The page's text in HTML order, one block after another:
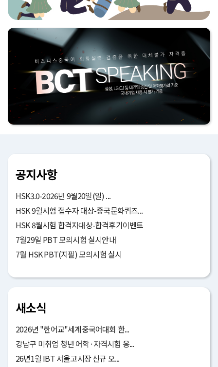
공지사항
HSK3.0-2026년 9월20일(일) ...
HSK 9월시험 접수자 대상-중국문화퀴즈...
HSK 8월시험 합격자대상-합격후기이벤트
7월29일 PBT 모의시험 실시안내
7월 HSK PBT(지필) 모의시험 실시
새소식
2026년 "한어교"세계중국어대회 한...
강남구 미취업 청년 어학·자격시험 응...
26년1월 IBT 서울고시장 신규 오...